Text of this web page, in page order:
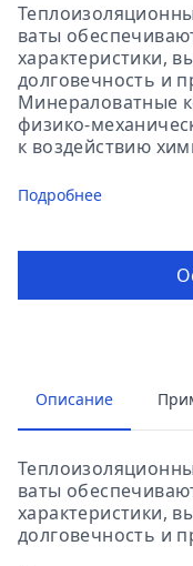
ваты
характеристики,
долговечность и
Минераловатные
физико-
к воздействию
Подробнее
Описание
ваты
характеристики,
долговечность и